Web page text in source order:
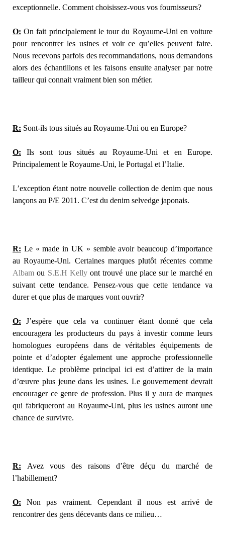
exceptionnelle. Comment choisissez-vous vos fournisseurs?
O: On fait principalement le tour du Royaume-Uni en voiture
pour rencontrer les usines et voir ce qu’elles peuvent faire.
Nous recevons parfois des recommandations, nous demandons
alors des échantillons et les faisons ensuite analyser par notre
tailleur qui connait vraiment bien son métier.
R: Sont-ils tous situés au Royaume-Uni ou en Europe?
O:
Ils sont tous situés au Royaume-Uni et en Europe.
Principalement le Royaume-Uni, le Portugal et l’Italie.
L’exception étant notre nouvelle collection de denim que nous
lançons au P/E 2011. C’est du denim selvedge japonais.
R: Le « made in UK » semble avoir beaucoup d’importance
au Royaume-Uni. Certaines marques plutôt récentes comme
Albam ou S.E.H Kellyont trouvé une place sur le marché en
suivant cette tendance. Pensez-vous que cette tendance va
durer et que plus de marques vont ouvrir?
O:
J’espère que cela va continuer étant donné que cela
encouragera les producteurs du pays à investir comme leurs
homologues européens dans de véritables équipements de
pointe et d’adopter également une approche professionnelle
identique. Le problème principal ici est d’attirer de la main
d’œuvre plus jeune dans les usines. Le gouvernement devrait
encourager ce genre de profession. Plus il y aura de marques
qui fabriqueront au Royaume-Uni, plus les usines auront une
chance de survivre.
R:
Avez vous des raisons d’être déçu du marché de
l’habillement?
O:
Non pas vraiment. Cependant il nous est arrivé de
rencontrer des gens décevants dans ce milieu…